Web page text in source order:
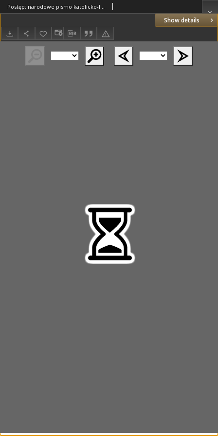
Show details
Postęp: narodowe pismo katolicko-ludowe niezależne pod każdym względem 1916.02.23 R.27 Nr43